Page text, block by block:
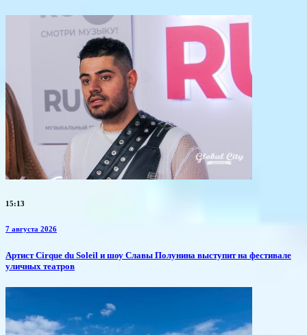
15:13
7 августа 2026
Артист Cirque du Soleil и шоу Славы Полунина выступит на фестивале
уличных театров